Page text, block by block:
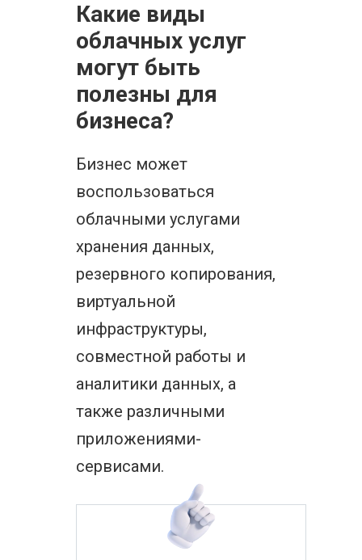
Какие виды
облачных услуг
могут быть
полезны для
бизнеса?
Бизнес может
воспользоваться
облачными услугами
хранения данных,
резервного копирования,
виртуальной
инфраструктуры,
совместной работы и
аналитики данных, а
также различными
приложениями-
сервисами.